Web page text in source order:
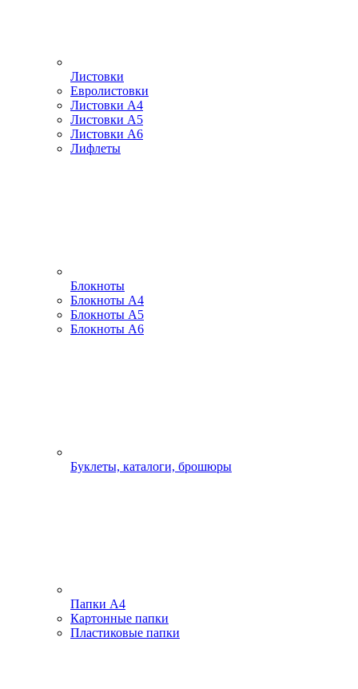
Листовки
Евролистовки
Листовки А4
Листовки А5
Листовки А6
Лифлеты
Блокноты
Блокноты А4
Блокноты А5
Блокноты А6
Буклеты, каталоги, брошюры
Папки А4
Картонные папки
Пластиковые папки